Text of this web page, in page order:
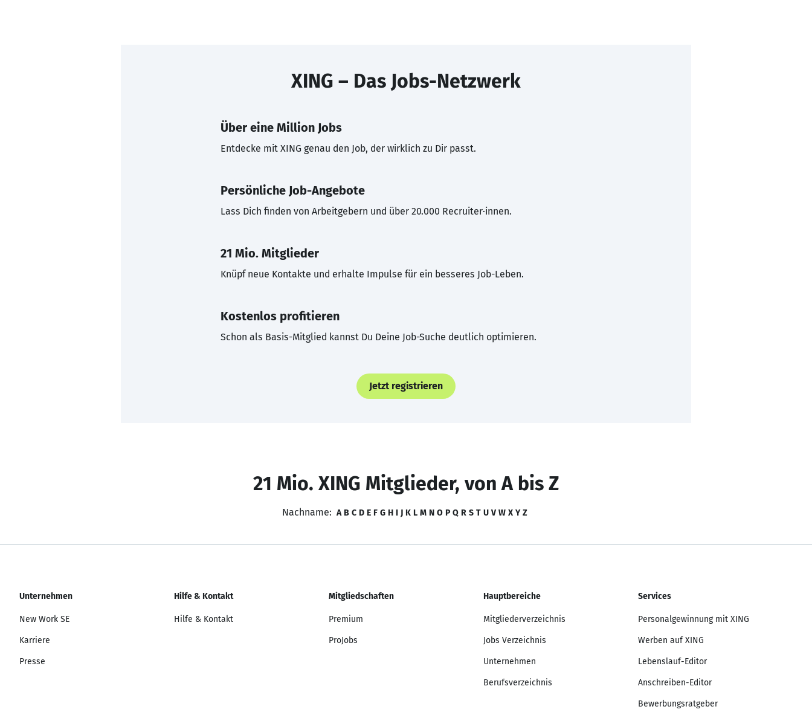
XING – Das Jobs-Netzwerk
Über eine Million Jobs
Entdecke mit XING genau den Job, der wirklich zu Dir passt.
Persönliche Job-Angebote
Lass Dich finden von Arbeitgebern und über 20.000 Recruiter·innen.
21 Mio. Mitglieder
Knüpf neue Kontakte und erhalte Impulse für ein besseres Job-Leben.
Kostenlos profitieren
Schon als Basis-Mitglied kannst Du Deine Job-Suche deutlich optimieren.
Jetzt registrieren
21 Mio. XING Mitglieder, von A bis Z
Nachname: A B C D E F G H I J K L M N O P Q R S T U V W X Y Z
Unternehmen
New Work SE
Karriere
Presse
Hilfe & Kontakt
Hilfe & Kontakt
Mitgliedschaften
Premium
ProJobs
Hauptbereiche
Mitgliederverzeichnis
Jobs Verzeichnis
Unternehmen
Berufsverzeichnis
Services
Personalgewinnung mit XING
Werben auf XING
Lebenslauf-Editor
Anschreiben-Editor
Bewerbungsratgeber